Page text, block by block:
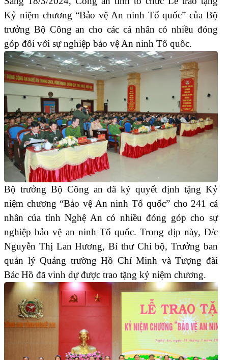
Kỷ niệm chương “Bảo vệ An ninh Tổ quốc” của Bộ
trưởng Bộ Công an cho các cá nhân có nhiều đóng
góp đối với sự nghiệp bảo vệ An ninh Tổ quốc.
Bộ trưởng Bộ Công an đã ký quyết định tặng Kỷ
niệm chương “Bảo vệ An ninh Tổ quốc” cho 241 cá
nhân của tỉnh Nghệ An có nhiều đóng góp cho sự
nghiệp bảo vệ an ninh Tổ quốc. Trong dịp này, Đ/c
Nguyễn Thị Lan Hương, Bí thư Chi bộ, Trưởng ban
quản lý Quảng trường Hồ Chí Minh và Tượng đài
Bác Hồ đã vinh dự được trao tặng kỷ niệm chương.